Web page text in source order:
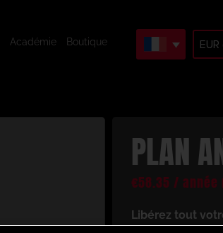
Académie Boutique
PLAN
€58.35 / année
Libérez tout